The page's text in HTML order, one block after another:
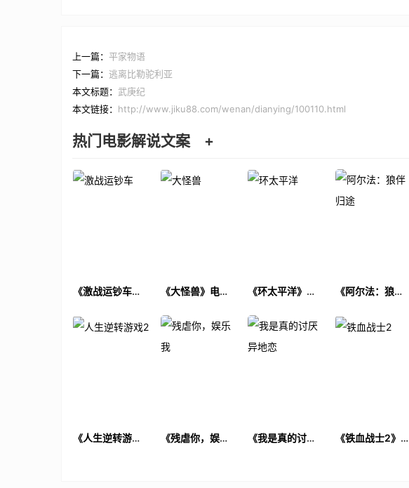
上一篇： 平家物语
下一篇： 逃离比勒驼利亚
本文标题： 武庚纪
本文链接： http://www.jiku88.com/wenan/dianying/100110.html
热门电影解说文案 +
《激战运钞车》
《大怪兽》电影
《环太平洋》电
《阿尔法：狼伴
文案
《人生逆转游戏
《残虐你，娱乐
《我是真的讨厌
《铁血战士2》电